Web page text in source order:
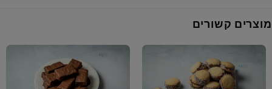
מוצרים קשורים